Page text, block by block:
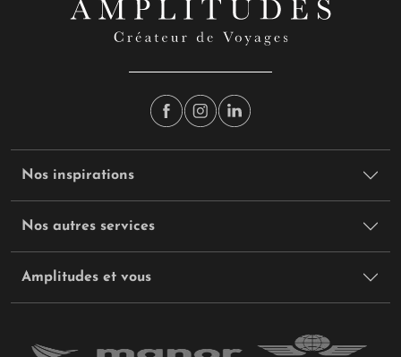
Nos inspirations
Nos autres services
Amplitudes et vous